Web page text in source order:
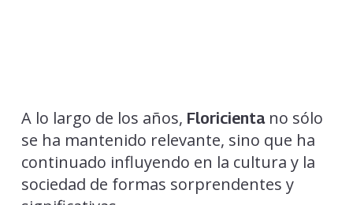
A lo largo de los años, Floricienta no sólo
se ha mantenido relevante, sino que ha
continuado influyendo en la cultura y la
sociedad de formas sorprendentes y